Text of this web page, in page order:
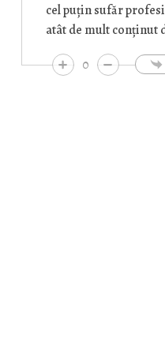
cel puţin sufăr
atât de mult conţinut
0